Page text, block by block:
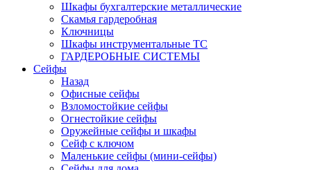
Шкафы бухгалтерские металлические
Скамья гардеробная
Ключницы
Шкафы инструментальные ТС
ГАРДЕРОБНЫЕ СИСТЕМЫ
Сейфы
Назад
Офисные сейфы
Взломостойкие сейфы
Огнестойкие сейфы
Оружейные сейфы и шкафы
Сейф с ключом
Маленькие сейфы (мини-сейфы)